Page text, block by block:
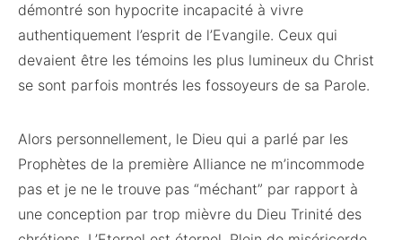
démontré son hypocrite incapacité à vivre
authentiquement l’esprit de l’Evangile. Ceux qui
devaient être les témoins les plus lumineux du Christ
se sont parfois montrés les fossoyeurs de sa Parole.
Alors personnellement, le Dieu qui a parlé par les
Prophètes de la première Alliance ne m’incommode
pas et je ne le trouve pas “méchant” par rapport à
une conception par trop mièvre du Dieu Trinité des